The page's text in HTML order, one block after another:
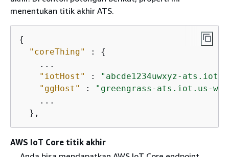
menentukan titik akhir ATS.
{
"coreThing"
: {
    ...
"iotHost"
:
"abcde1234uwxyz-
"ggHost"
:
"greengrass-ats.iot.us-
    ...
  },
AWS IoT Core titik akhir